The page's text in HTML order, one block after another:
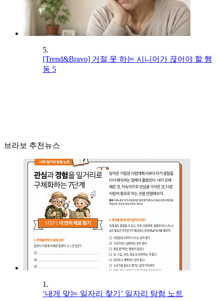
5.
[Trend&Bravo] 거절 못 하는 시니어가 끊어야 할 행
동 5
브라보 추천뉴스
1.
‘내게 맞는 일자리 찾기’ 일자리 탐험 노트